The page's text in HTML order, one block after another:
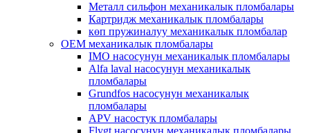
Металл сильфон механикалык пломбалары
Картридж механикалык пломбалары
көп пружиналуу механикалык пломбалар
OEM механикалык пломбалары
IMO насосунун механикалык пломбалары
Alfa laval насосунун механикалык
пломбалары
Grundfos насосунун механикалык
пломбалары
APV насостук пломбалары
Flygt насосунун механикалык пломбалары